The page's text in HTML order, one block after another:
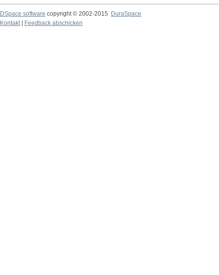
DSpace software copyright © 2002-2015
DuraSpace
Kontakt| Feedback abschicken